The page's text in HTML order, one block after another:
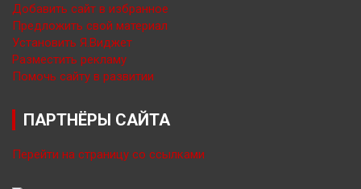
Добавить сайт в избранное
Предложить свой материал
Установить Я.Виджет
Разместить рекламу
Помочь сайту в развитии
ПАРТНЁРЫ САЙТА
Перейти на страницу со ссылками